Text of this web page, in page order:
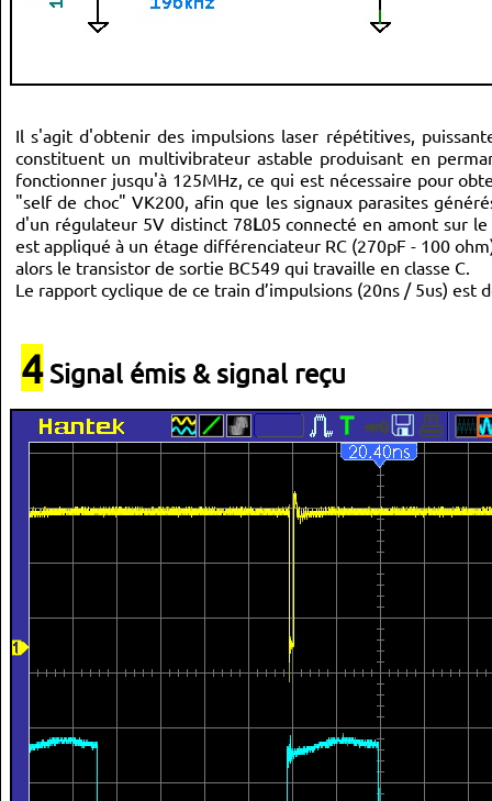
Il s'agit d'obtenir des impulsions laser répétitives,
constituent un multivibrateur astable produisant en
fonctionner jusqu'à 125MHz, ce qui est nécessaire pour
"self de choc" VK200, afin que les signaux parasites
d'un régulateur 5V distinct 78L05 connecté en amont sur
est appliqué à un étage différenciateur RC (270pF - 100
alors le transistor de sortie BC549 qui travaille en classe C.
Le rapport cyclique de ce train d’impulsions (20ns / 5us)
4Signal émis & signal reçu